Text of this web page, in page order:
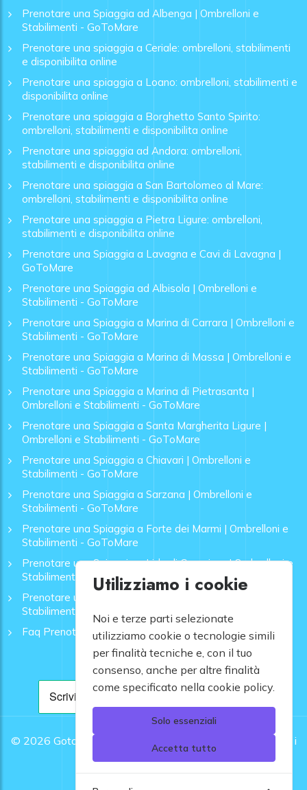
Prenotare una Spiaggia ad Albenga | Ombrelloni e
Stabilimenti - GoToMare
Prenotare una spiaggia a Ceriale: ombrelloni, stabilimenti
e disponibilita online
Prenotare una spiaggia a Loano: ombrelloni, stabilimenti e
disponibilita online
Prenotare una spiaggia a Borghetto Santo Spirito:
ombrelloni, stabilimenti e disponibilita online
Prenotare una spiaggia ad Andora: ombrelloni,
stabilimenti e disponibilita online
Prenotare una spiaggia a San Bartolomeo al Mare:
ombrelloni, stabilimenti e disponibilita online
Prenotare una spiaggia a Pietra Ligure: ombrelloni,
stabilimenti e disponibilita online
Prenotare una Spiaggia a Lavagna e Cavi di Lavagna |
GoToMare
Prenotare una Spiaggia ad Albisola | Ombrelloni e
Stabilimenti - GoToMare
Prenotare una Spiaggia a Marina di Carrara | Ombrelloni e
Stabilimenti - GoToMare
Prenotare una Spiaggia a Marina di Massa | Ombrelloni e
Stabilimenti - GoToMare
Prenotare una Spiaggia a Marina di Pietrasanta |
Ombrelloni e Stabilimenti - GoToMare
Prenotare una Spiaggia a Santa Margherita Ligure |
Ombrelloni e Stabilimenti - GoToMare
Prenotare una Spiaggia a Chiavari | Ombrelloni e
Stabilimenti - GoToMare
Prenotare una Spiaggia a Sarzana | Ombrelloni e
Stabilimenti - GoToMare
Prenotare una Spiaggia a Forte dei Marmi | Ombrelloni e
Stabilimenti - GoToMare
Prenotare una Spiaggia a Lido di Camaiore | Ombrelloni e
Stabilimenti - GoToMare
Prenotare una Spiaggia a Rapallo | Ombrelloni e
Stabilimenti - GoToMare
Faq Prenotazione Spiagge
© 2026 Gotomare srl - Partita IVA 12948810960 .
Tutti i
diritti riservati.
Utilizziamo i cookie
Noi e terze parti selezionate
utilizziamo cookie o tecnologie simili
per finalità tecniche e, con il tuo
consenso, anche per altre finalità
come specificato nella cookie policy.
Solo essenziali
Accetta tutto